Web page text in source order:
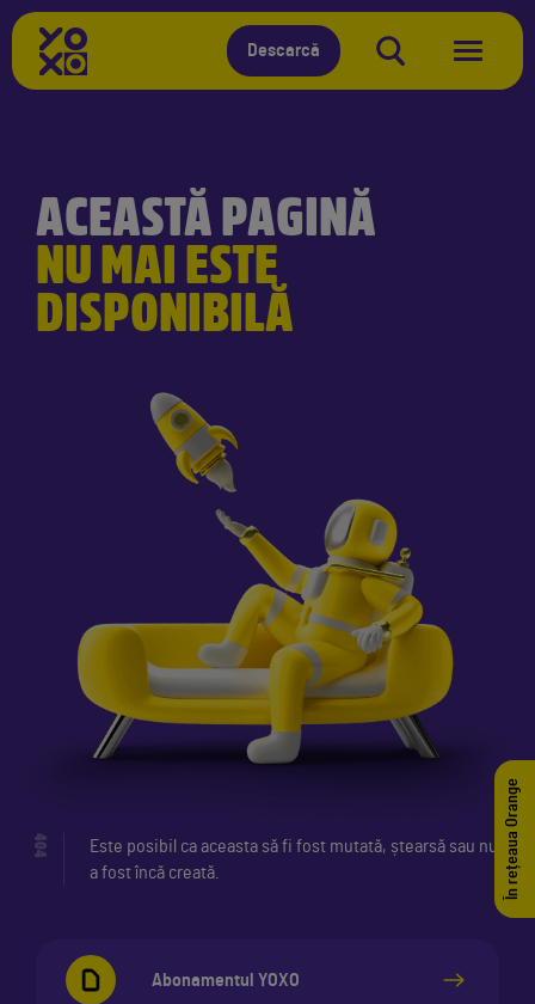
În rețeaua Orange
Descarcă
ACEASTĂ PAGINĂ
NU MAI ESTE
DISPONIBILĂ
404
Este posibil ca aceasta să fi fost mutată, ștearsă sau nu
a fost încă creată.
Abonamentul YOXO